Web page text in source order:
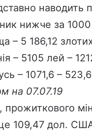
наводить
нижче за
– 5 186,12
– 5105 лей –
– 1071,6 –
на 07.07.19
109,47 дол.